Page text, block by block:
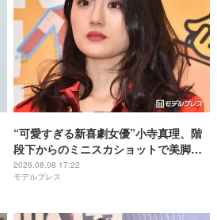
“可愛すぎる新喜劇女優”小寺真理、階
段下からのミニスカショットで美脚際
立つ「脚長くてスタイル抜群」「色っ
ぽい」と絶賛の声
2026.08.08 17:22
モデルプレス